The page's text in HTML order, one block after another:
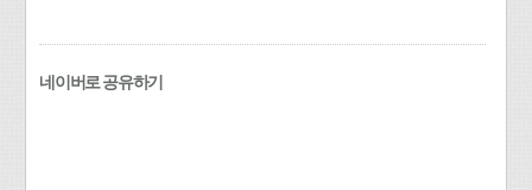
네이버로 공유하기